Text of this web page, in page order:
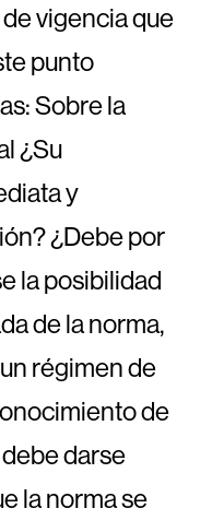
vigencia que
punto
Sobre la
¿Su
y
¿Debe por
la posibilidad
de la norma,
régimen de
de
darse
la norma se